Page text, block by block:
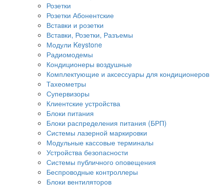
Розетки
Розетки Абонентские
Вставки и розетки
Вставки, Розетки, Разъемы
Модули Keystone
Радиомодемы
Кондиционеры воздушные
Комплектующие и аксессуары для кондиционеров
Тахеометры
Супервизоры
Клиентские устройства
Блоки питания
Блоки распределения питания (БРП)
Системы лазерной маркировки
Модульные кассовые терминалы
Устройства безопасности
Системы публичного оповещения
Беспроводные контроллеры
Блоки вентиляторов